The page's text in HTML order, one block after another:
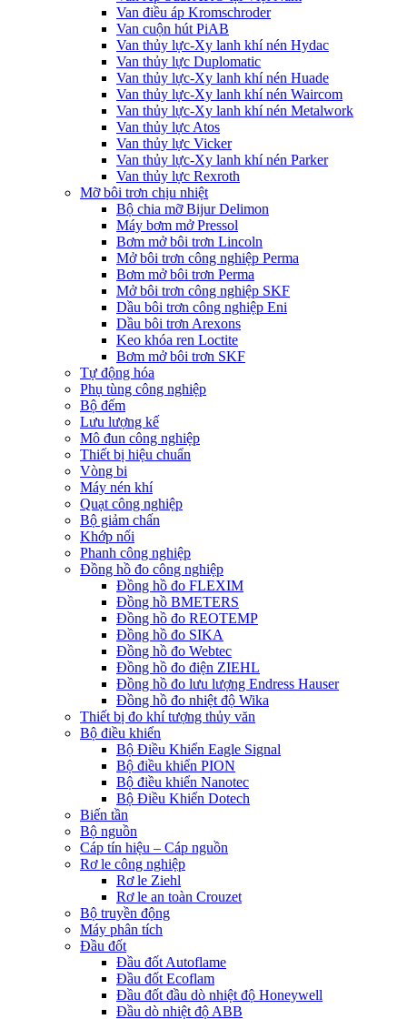
Van điều áp Kromschroder
Van cuộn hút PiAB
Van thủy lực-Xy lanh khí nén Hydac
Van thủy lực Duplomatic
Van thủy lực-Xy lanh khí nén Huade
Van thủy lực-Xy lanh khí nén Waircom
Van thủy lực-Xy lanh khí nén Metalwork
Van thủy lực Atos
Van thủy lực Vicker
Van thủy lực-Xy lanh khí nén Parker
Van thủy lực Rexroth
Mỡ bôi trơn chịu nhiệt
Bộ chia mỡ Bijur Delimon
Máy bơm mở Pressol
Bơm mở bôi trơn Lincoln
Mở bôi trơn công nghiệp Perma
Bơm mở bôi trơn Perma
Mở bôi trơn công nghiệp SKF
Dầu bôi trơn công nghiệp Eni
Dầu bôi trơn Arexons
Keo khóa ren Loctite
Bơm mở bôi trơn SKF
Tự động hóa
Phụ tùng công nghiệp
Bộ đếm
Lưu lượng kế
Mô đun công nghiệp
Thiết bị hiệu chuẩn
Vòng bi
Máy nén khí
Quạt công nghiệp
Bộ giảm chấn
Khớp nối
Phanh công nghiệp
Đồng hồ đo công nghiệp
Đồng hồ đo FLEXIM
Đồng hồ BMETERS
Đồng hồ đo REOTEMP
Đồng hồ đo SIKA
Đồng hồ đo Webtec
Đồng hồ đo điện ZIEHL
Đồng hồ đo lưu lượng Endress Hauser
Đồng hồ đo nhiệt độ Wika
Thiết bị đo khí tượng thủy văn
Bộ điều khiển
Bộ Điều Khiển Eagle Signal
Bộ điều khiển PION
Bộ điều khiển Nanotec
Bộ Điều Khiển Dotech
Biến tần
Bộ nguồn
Cáp tín hiệu – Cáp nguồn
Rơ le công nghiệp
Rơ le Ziehl
Rơ le an toàn Crouzet
Bộ truyền động
Máy phân tích
Đầu đốt
Đầu đốt Autoflame
Đầu đốt Ecoflam
Đầu đốt đầu dò nhiệt độ Honeywell
Đầu dò nhiệt độ ABB